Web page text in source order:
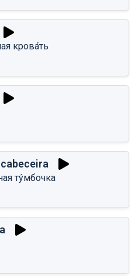
крова́ть
ту́мбочка